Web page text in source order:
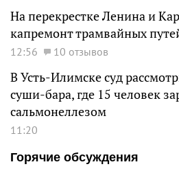
На перекрестке Ленина и
капремонт трамвайных
12:56 10 отзывов
В Усть-Илимске суд
суши-бара, где 15 человек
сальмонеллезом
11:20
Горячие обсуждения